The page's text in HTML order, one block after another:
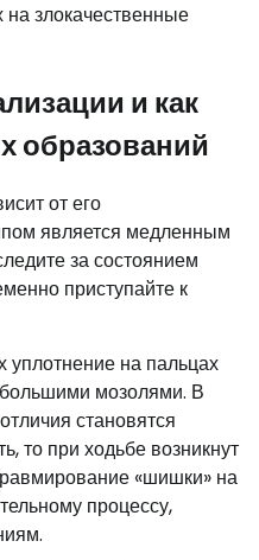
злокачественные
и как
образований
от его
является медленным
за состоянием
приступайте к
уплотнение на пальцах
мозолями. В
становятся
то при ходьбе возникнут
«шишки» на
процессу,